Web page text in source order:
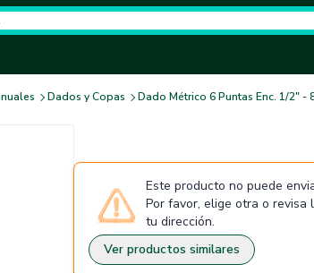
Dados y Copas Dado Métrico 6 Puntas Enc. 1/2" -
Este producto no puede
Por favor, elige otra o revisa
tu dirección.
Ver productos similares